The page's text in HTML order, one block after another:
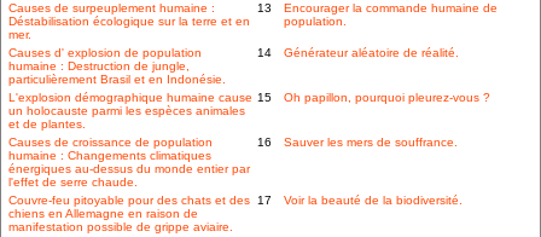
Causes de surpeuplement humaine :
Déstabilisation écologique sur la terre et en
mer.
13
Encourager la commande humaine de
population.
Causes d' explosion de population
humaine : Destruction de jungle,
particulièrement Brasil et en Indonésie.
14 Générateur aléatoire de réalité.
L'explosion démographique humaine cause
un holocauste parmi les espèces animales
et de plantes.
15 Oh papillon, pourquoi pleurez-vous ?
Causes de croissance de population
humaine : Changements climatiques
énergiques au-dessus du monde entier par
l'effet de serre chaude.
16 Sauver les mers de souffrance.
Couvre-feu pitoyable pour des chats et des
chiens en Allemagne en raison de
manifestation possible de grippe aviaire.
17 Voir la beauté de la biodiversité.